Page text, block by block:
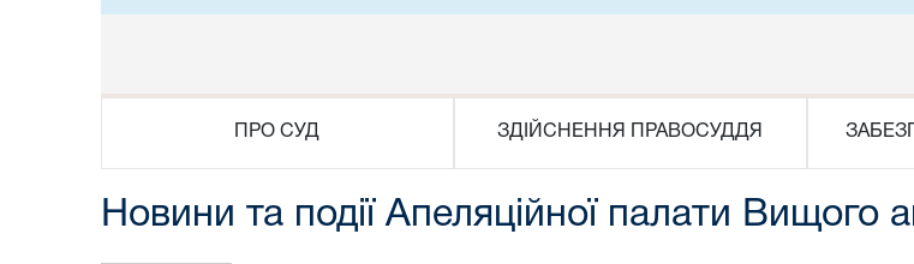
ПРО СУД ЗДІЙСНЕННЯ ПРАВОСУДДЯ
Новини та події Апеляційної палати Вищого